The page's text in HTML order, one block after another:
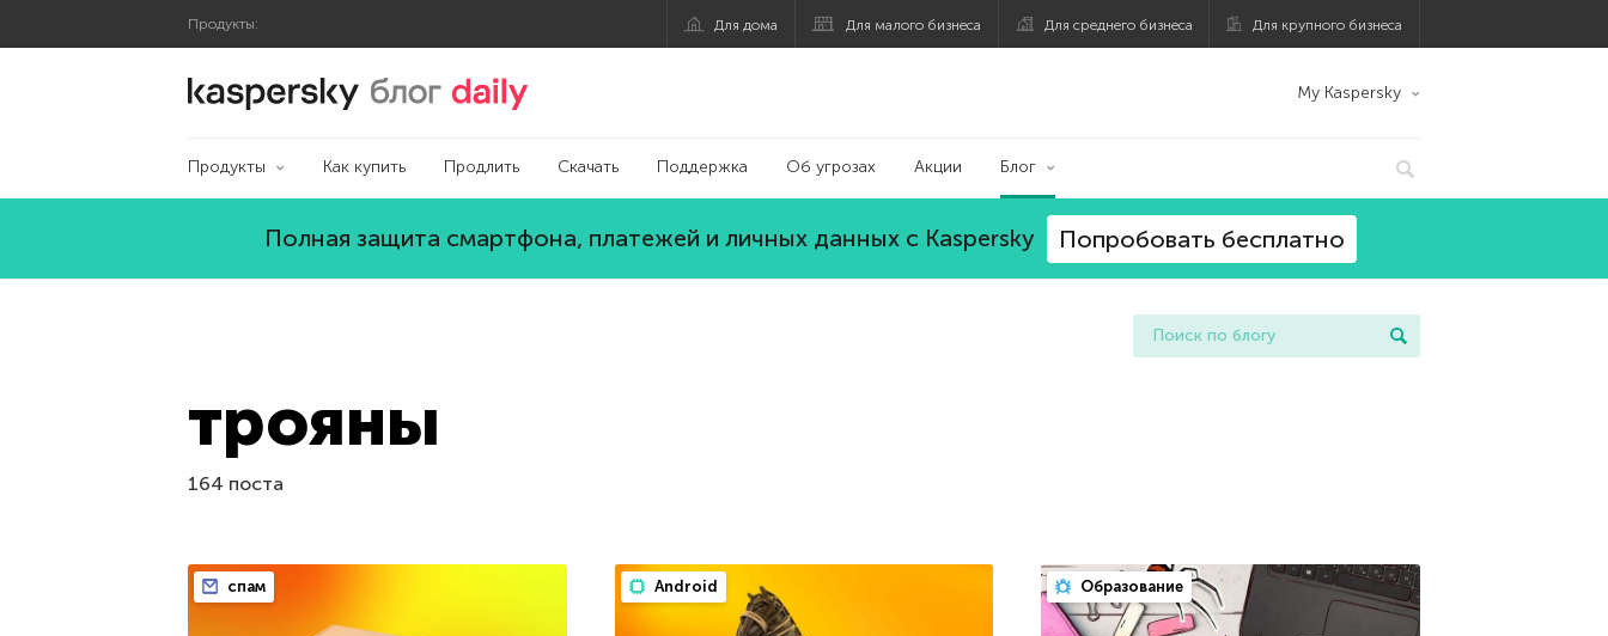
Продукты: Для дома Для малого бизнеса Для среднего бизнеса Для крупного бизнеса
Блог Касперского My Kaspersky
Продукты Как купить Продлить Скачать Поддержка Об угрозах Акции Блог
Полная защита смартфона, платежей и личных данных с Kaspersky Попробовать бесплатно
трояны
164 поста
спам Android Образование